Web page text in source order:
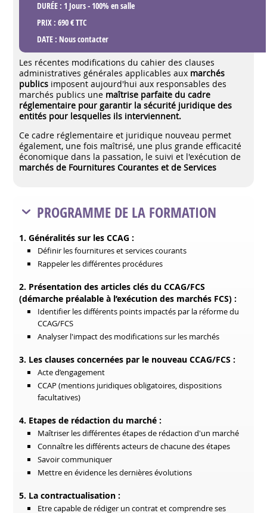
DURÉE : 1 Jours - 100% en salle
PRIX : 690 € TTC
DATE : Nous contacter
Les récentes modifications du cahier des clauses
administratives générales applicables aux marchés
publics imposent aujourd'hui aux responsables des
marchés publics une maîtrise parfaite du cadre
réglementaire pour garantir la sécurité juridique des
entités pour lesquelles ils interviennent.
Ce cadre réglementaire et juridique nouveau permet
également, une fois maîtrisé, une plus grande efficacité
économique dans la passation, le suivi et l'exécution de
marchés de Fournitures Courantes et de Services
PROGRAMME DE LA FORMATION
1. Généralités sur les CCAG :
Définir les fournitures et services courants
Rappeler les différentes procédures
2. Présentation des articles clés du CCAG/FCS
(démarche préalable à l’exécution des marchés FCS) :
Identifier les différents points impactés par la réforme du
CCAG/FCS
Analyser l'impact des modifications sur les marchés
3. Les clauses concernées par le nouveau CCAG/FCS :
Acte d’engagement
CCAP (mentions juridiques obligatoires, dispositions
facultatives)
4. Etapes de rédaction du marché :
Maîtriser les différentes étapes de rédaction d'un marché
Connaître les différents acteurs de chacune des étapes
Savoir communiquer
Mettre en évidence les dernières évolutions
5. La contractualisation :
Etre capable de rédiger un contrat et comprendre ses